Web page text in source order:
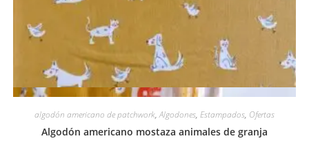
Vista rápida
algodón americano de patchwork,Algodones, Estampados, Ofertas
Algodón americano mostaza animales de granja